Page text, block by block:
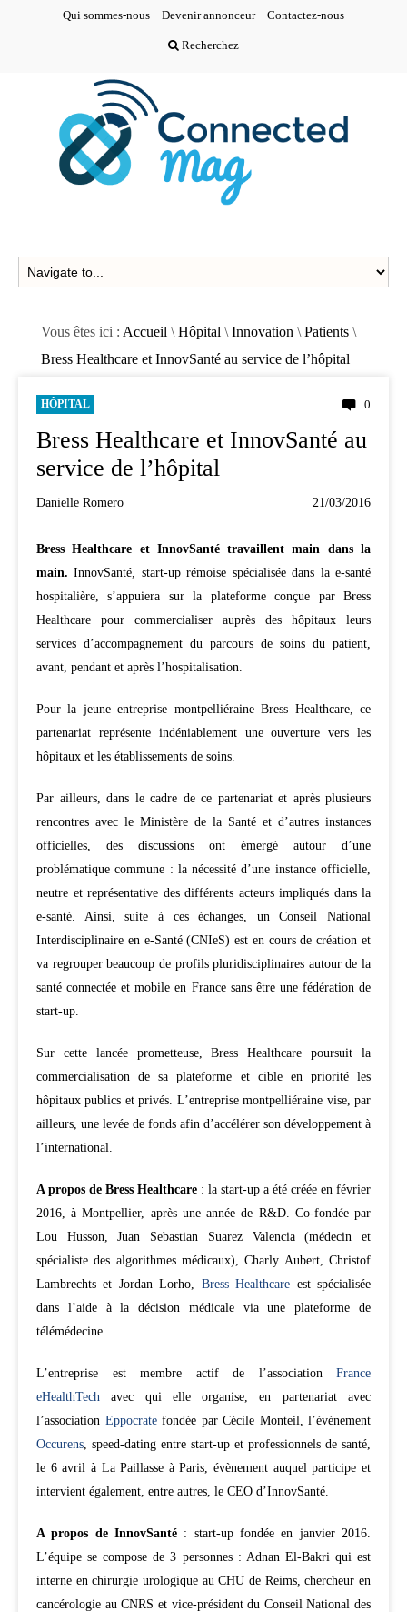
Qui sommes-nous Devenir annonceur Contactez-nous
Recherchez
Vous êtes ici : Accueil \ Hôpital \ Innovation \ Patients \
Bress Healthcare et InnovSanté au service de l’hôpital
HÔPITAL 0
Bress Healthcare et InnovSanté au
service de l’hôpital
Danielle Romero 21/03/2016
Bress Healthcare et InnovSanté travaillent main dans la
main. InnovSanté, start-up rémoise spécialisée dans la e-santé
hospitalière, s’appuiera sur la plateforme conçue par Bress
Healthcare pour commercialiser auprès des hôpitaux leurs
services d’accompagnement du parcours de soins du patient,
avant, pendant et après l’hospitalisation.
Pour la jeune entreprise montpelliéraine Bress Healthcare, ce
partenariat représente indéniablement une ouverture vers les
hôpitaux et les établissements de soins.
Par ailleurs, dans le cadre de ce partenariat et après plusieurs
rencontres avec le Ministère de la Santé et d’autres instances
officielles, des discussions ont émergé autour d’une
problématique commune : la nécessité d’une instance officielle,
neutre et représentative des différents acteurs impliqués dans la
e-santé. Ainsi, suite à ces échanges, un Conseil National
Interdisciplinaire en e-Santé (CNIeS) est en cours de création et
va regrouper beaucoup de profils pluridisciplinaires autour de la
santé connectée et mobile en France sans être une fédération de
start-up.
Sur cette lancée prometteuse, Bress Healthcare poursuit la
commercialisation de sa plateforme et cible en priorité les
hôpitaux publics et privés. L’entreprise montpelliéraine vise, par
ailleurs, une levée de fonds afin d’accélérer son développement à
l’international.
A propos de Bress Healthcare : la start-up a été créée en février
2016, à Montpellier, après une année de R&D. Co-fondée par
Lou Husson, Juan Sebastian Suarez Valencia (médecin et
spécialiste des algorithmes médicaux), Charly Aubert, Christof
Lambrechts et Jordan Lorho, Bress Healthcare est spécialisée
dans l’aide à la décision médicale via une plateforme de
télémédecine.
L’entreprise est membre actif de l’association France
eHealthTech avec qui elle organise, en partenariat avec
l’association Eppocratefondée par Cécile Monteil, l’événement
Occurens , speed-dating entre start-up et professionnels de santé,
le 6 avril à La Paillasse à Paris, évènement auquel participe et
intervient également, entre autres, le CEO d’InnovSanté.
A propos de InnovSanté : start-up fondée en janvier 2016.
L’équipe se compose de 3 personnes : Adnan El-Bakri qui est
interne en chirurgie urologique au CHU de Reims, chercheur en
cancérologie au CNRS et vice-président du Conseil National des